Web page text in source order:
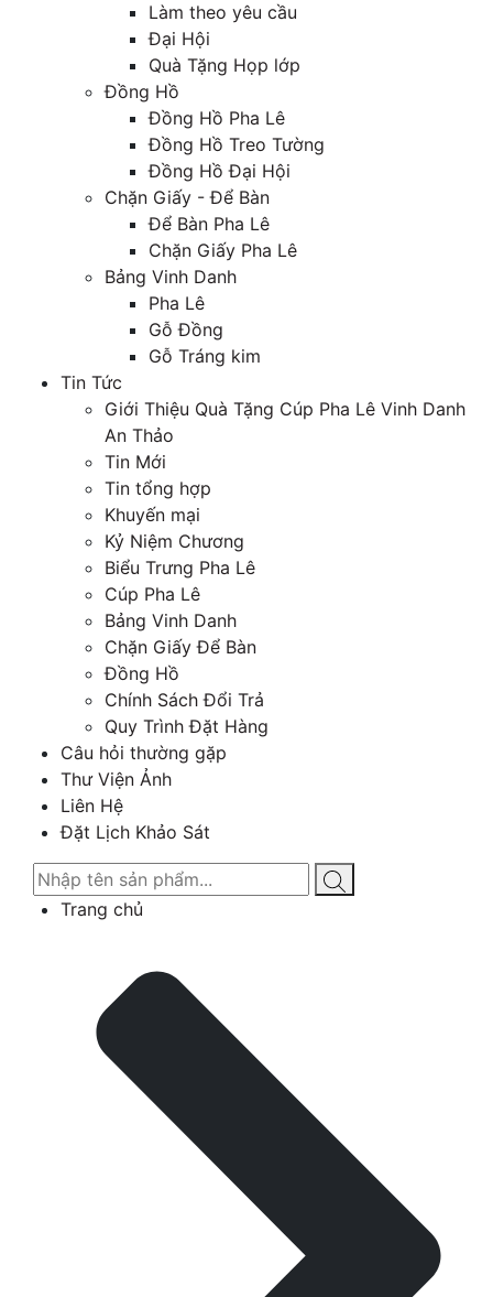
Làm theo yêu cầu
Đại Hội
Quà Tặng Họp lớp
Đồng Hồ
Đồng Hồ Pha Lê
Đồng Hồ Treo Tường
Đồng Hồ Đại Hội
Chặn Giấy - Để Bàn
Để Bàn Pha Lê
Chặn Giấy Pha Lê
Bảng Vinh Danh
Pha Lê
Gỗ Đồng
Gỗ Tráng kim
Tin Tức
Giới Thiệu Quà Tặng Cúp Pha Lê Vinh Danh
An Thảo
Tin Mới
Tin tổng hợp
Khuyến mại
Kỷ Niệm Chương
Biểu Trưng Pha Lê
Cúp Pha Lê
Bảng Vinh Danh
Chặn Giấy Để Bàn
Đồng Hồ
Chính Sách Đổi Trả
Quy Trình Đặt Hàng
Câu hỏi thường gặp
Thư Viện Ảnh
Liên Hệ
Đặt Lịch Khảo Sát
Trang chủ